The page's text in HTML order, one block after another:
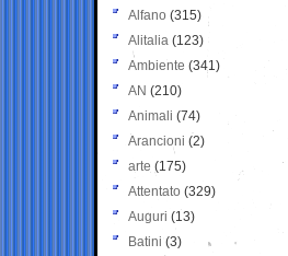
Alfano (315)
Alitalia (123)
Ambiente (341)
AN (210)
Animali (74)
Arancioni (2)
arte (175)
Attentato (329)
Auguri (13)
Batini (3)